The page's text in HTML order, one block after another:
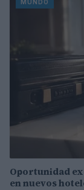
MUNDO
Oportunidad
en nuevos